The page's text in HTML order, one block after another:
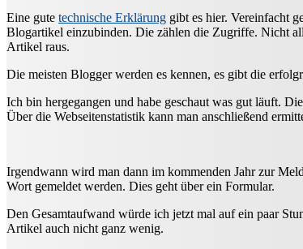
Eine gute technische Erklärung gibt es hier. Vereinfacht
Blogartikel einzubinden. Die zählen die Zugriffe. Nicht
Artikel raus.
Die meisten Blogger werden es kennen, es gibt die
Ich bin hergegangen und habe geschaut was gut läuft.
Über die Webseitenstatistik kann man anschließend
Irgendwann wird man dann im kommenden Jahr zur
Wort gemeldet werden. Dies geht über ein Formular.
Den Gesamtaufwand würde ich jetzt mal auf ein paar
Artikel auch nicht ganz wenig.